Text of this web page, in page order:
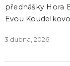
přednášky Hora
Evou
3 dubna, 2026